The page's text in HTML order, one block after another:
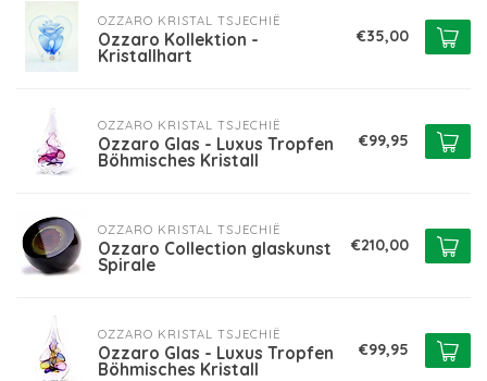
OZZARO KRISTAL TSJECHIË
Ozzaro Kollektion -
Kristallhart
€35,00
OZZARO KRISTAL TSJECHIË
Ozzaro Glas - Luxus Tropfen
Böhmisches Kristall
€99,95
OZZARO KRISTAL TSJECHIË
Ozzaro Collection glaskunst
Spirale
€210,00
OZZARO KRISTAL TSJECHIË
Ozzaro Glas - Luxus Tropfen
Böhmisches Kristall
€99,95